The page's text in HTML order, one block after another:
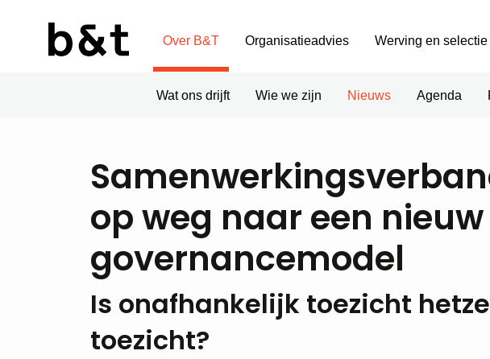
Over B&T
Wat ons drijft Wie we zijn Nieuws Agenda
Organisatieadvies Werving en selectie
op weg naar een nieuw
governancemodel
Is onafhankelijk toezicht
toezicht?